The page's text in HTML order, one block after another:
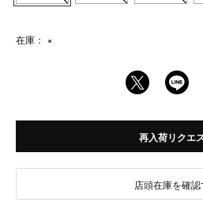
在庫： ×
再入荷リクエ
店頭在庫を確認